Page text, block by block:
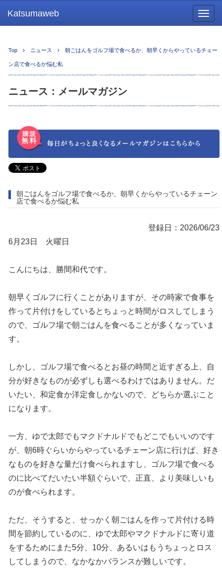
Katsumaweb
Top ニュース 朝ごはんをゴルフ場で食べるか、朝早くからやっているチェー
ン店で食べるか悩む私
ニュース：メールマガジン
朝ごはんをゴルフ場で食べるか、朝早くからやっているチェーン
店で食べるか悩む私
登録日：2026/06/23
6月23日 火曜日
こんにちは、勝間和代です。
朝早くゴルフに行くことがありますが、その時家で食事を
作って片付けをしているとちょっと時間がロスしてしまう
ので、ゴルフ場で朝ごはんを食べることが多くなっていま
す。
しかし、ゴルフ場で食べるとお昼の時間と近すぎる上、自
分が好きなものが必ずしも選べるわけではありません。だ
いたい、和定食か洋定食しかないので、どちらか選ぶこと
になります。
一方、ゆで太郎でもマクドナルドでもどこでもいいのです
が、朝6時ぐらいからやっているチェーン店に行けば、好き
なものを好きな量だけ食べられますし、ゴルフ場で食べる
のに比べてだいたい半額ぐらいで、正直、より美味しいも
のが食べられます。
ただ、そうすると、せっかく朝ごはんを作って片付ける時
間を節約しているのに、ゆで太郎やマクドナルドに寄り道
をするためにまた5分、10分、あるいはもうちょっとロス
してしまうので、なかなかバランスが難しいです。